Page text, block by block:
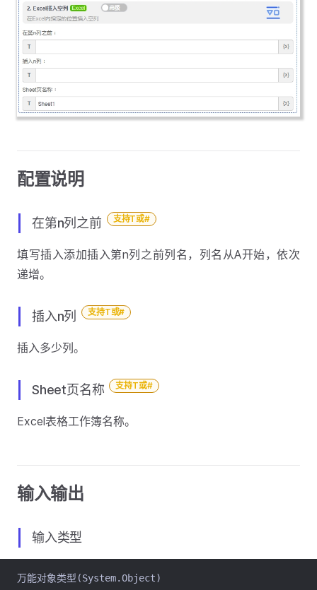
配置说明
在第n列之前 支持T或#
填写插入添加插入第n列之前列名，列名从A开始，依次
递增。
插入n列 支持T或#
插入多少列。
Sheet页名称 支持T或#
Excel表格工作簿名称。
输入输出
输入类型
万能对象类型(System.Object)